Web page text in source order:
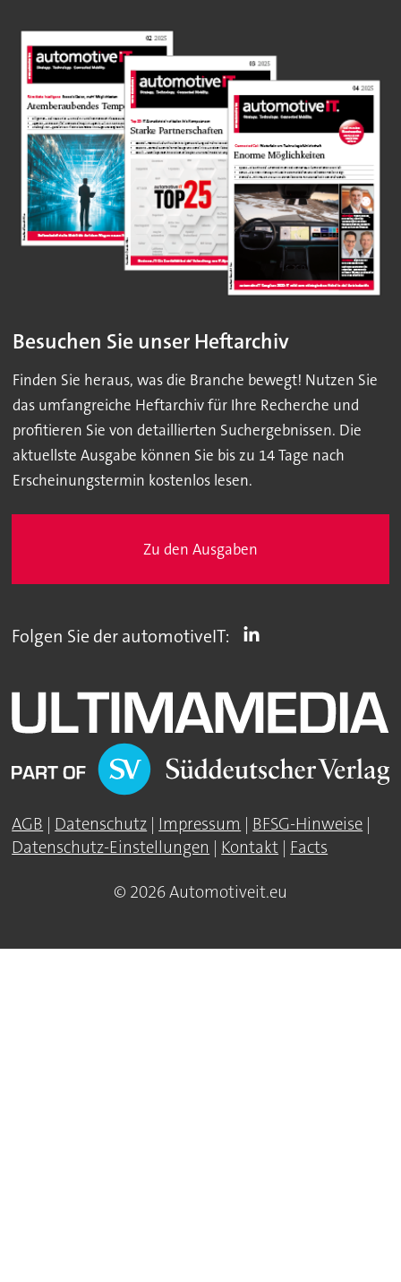
Besuchen Sie unser Heftarchiv
Finden Sie heraus, was die Branche bewegt! Nutzen Sie
das umfangreiche Heftarchiv für Ihre Recherche und
profitieren Sie von detaillierten Suchergebnissen. Die
aktuellste Ausgabe können Sie bis zu 14 Tage nach
Erscheinungstermin kostenlos lesen.
Zu den Ausgaben
Folgen Sie der automotiveIT:
AGB | Datenschutz | Impressum | BFSG-Hinweise |
Datenschutz-Einstellungen | Kontakt | Facts
© 2026 Automotiveit.eu